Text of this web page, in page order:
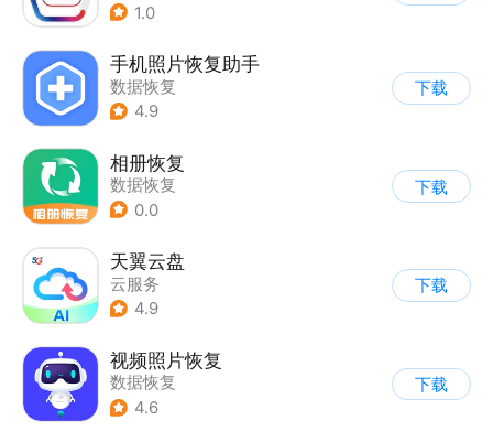
1.0
手机照片恢复助手
数据恢复
4.9
下载
相册恢复
数据恢复
0.0
下载
天翼云盘
云服务
4.9
下载
视频照片恢复
数据恢复
4.6
下载